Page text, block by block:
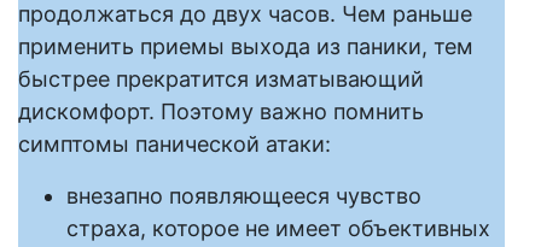
продолжаться до двух часов. Чем раньше
применить приемы выхода из паники, тем
быстрее прекратится изматывающий
дискомфорт. Поэтому важно помнить
симптомы панической атаки:
внезапно появляющееся чувство
страха, которое не имеет объективных